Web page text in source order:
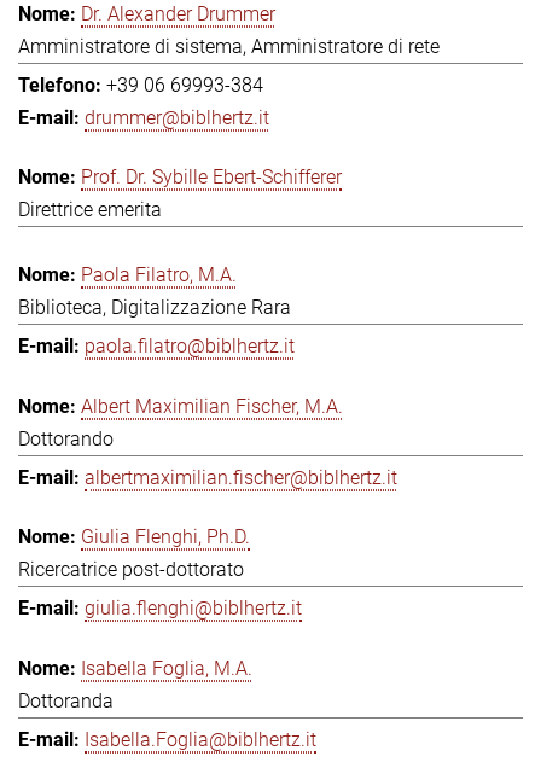
Dr. Alexander Drummer
Amministratore di sistema, Amministratore di rete
+39 06 69993-384
drummer@biblhertz.it
Prof. Dr. Sybille Ebert-Schifferer
Direttrice emerita
Paola Filatro, M.A.
Biblioteca, Digitalizzazione Rara
paola.filatro@biblhertz.it
Albert Maximilian Fischer, M.A.
Dottorando
albertmaximilian.fischer@biblhertz.it
Giulia Flenghi, Ph.D.
Ricercatrice post-dottorato
giulia.flenghi@biblhertz.it
Isabella Foglia, M.A.
Dottoranda
Isabella.Foglia@biblhertz.it